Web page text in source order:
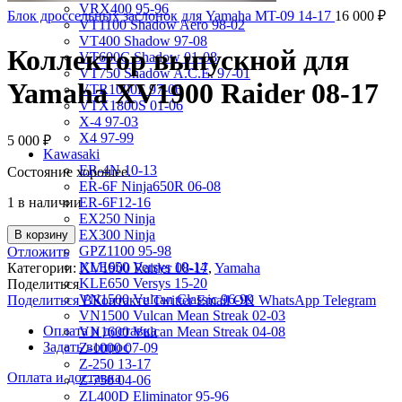
VRX400 95-96
VT1100 Shadow Aero 98-02
VT400 Shadow 97-08
VT600C Shadow 01-08
VT750 Shadow A.C.E. 97-01
VTR1000F 97-06
VTX1800S 01-06
X-4 97-03
X4 97-99
Kawasaki
ER-4N 10-13
ER-6F Ninja650R 06-08
ER-6F12-16
EX250 Ninja
EX300 Ninja
GPZ1100 95-98
KLE650 Versys 10-14
KLE650 Versys 15-20
VN1500 Vulcan Classic 96-99
VN1500 Vulcan Mean Streak 02-03
VN1600 Vulcan Mean Streak 04-08
Z-1000 07-09
Z-250 13-17
Z-750 04-06
ZL400D Eliminator 95-96
Блок дроссельных заслонок для Yamaha MT-09 14-17 16 000 ₽
Коллектор выпускной для
Yamaha XV1900 Raider 08-17
5 000 ₽
Состояние хорошее.
1 в наличии
В корзину
Отложить
Категории:XV1900 Raider 08-17, Yamaha
Поделиться
Поделиться ВКонтакте Twitter Email OK WhatsApp Telegram
Оплата и доставка
Задать вопрос
Оплата и доставка